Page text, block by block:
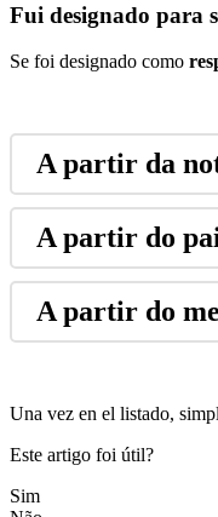
Fui designado para
Se foi designado como
A partir da
A partir do
A partir do
Una vez en el listado,
Este artigo foi útil?
Sim